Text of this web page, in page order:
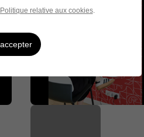
Politique relative aux cookies.